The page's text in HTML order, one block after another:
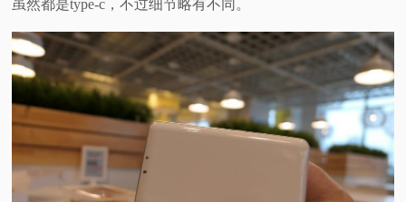
虽然都是type-c，不过细节略有不同。